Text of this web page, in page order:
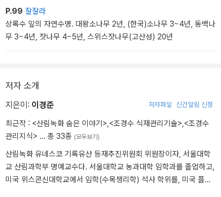
P.99 잘잘라
상록수 잎의 자연수명. 대왕소나무 2년, (한국)소나무 3~4년, 동백나
무 3~4년, 잣나무 4~5년, 스위스잣나무(고산성) 20년
저자 소개
지은이: 이경준 저자파일 신간알림 신청
최근작 : <산림녹화 숨은 이야기> <조경수 식재관리기술> <조경수
관리지식> … 총 33종 (모두보기)
산림녹화 유네스코 기록유산 등재추진위원회 위원장이자, 서울대학
교 산림과학부 명예교수다. 서울대학교 농과대학 임학과를 졸업하고,
미국 위스콘신대학교에서 임학(수목생리학) 석사 학위를, 미국 플로